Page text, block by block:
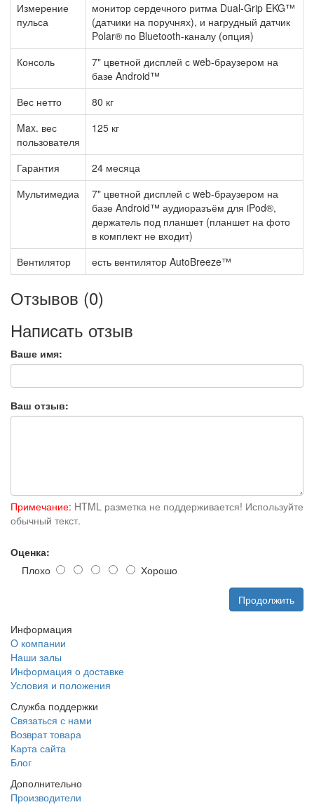
Измерение
пульса
монитор сердечного ритма Dual-Grip EKG™
(датчики на поручнях), и нагрудный датчик
Polar® по Bluetooth-каналу (опция)
Консоль
7" цветной дисплей с web-браузером на
базе Android™
Вес нетто
80 кг
Max. вес
пользователя
125 кг
Гарантия
24 месяца
Мультимедиа
7" цветной дисплей с web-браузером на
базе Android™ аудиоразъём для iPod®,
держатель под планшет (планшет на фото
в комплект не входит)
Вентилятор
есть вентилятор AutoBreeze™
Отзывов (0)
Написать отзыв
Ваше имя:
Ваш отзыв:
Примечание: HTML разметка не поддерживается! Используйте
обычный текст.
Оценка:
Плохо
Хорошо
Продолжить
Информация
O компании
Наши залы
Информация о доставке
Условия и положения
Служба поддержки
Связаться с нами
Возврат товара
Карта сайта
Блог
Дополнительно
Производители